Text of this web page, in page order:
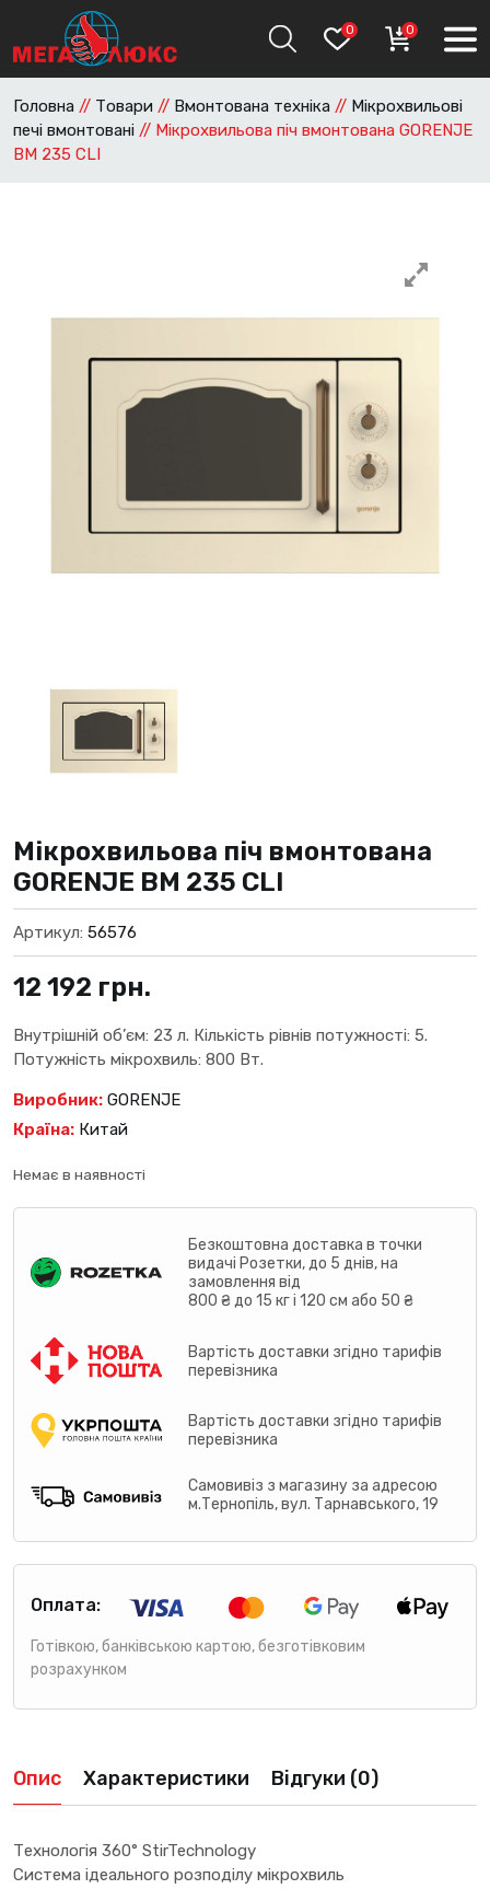
0 0
Головна // Товари // Вмонтована техніка // Мікрохвильові
печі вмонтовані // Мікрохвильова піч вмонтована GORENJE
BM 235 CLI
Мікрохвильова піч вмонтована
GORENJE BM 235 CLI
Артикул: 56576
12 192 грн.
Внутрішній об’єм: 23 л. Кількість рівнів потужності: 5.
Потужність мікрохвиль: 800 Вт.
Виробник: GORENJE
Країна: Китай
Немає в наявності
Безкоштовна доставка в точки
видачі Розетки, до 5 днів, на
замовлення від
800 ₴ до 15 кг і 120 см або 50 ₴
Вартість доставки згідно тарифів
перевізника
Вартість доставки згідно тарифів
перевізника
Самовивіз з магазину за адресою
м.Тернопіль, вул. Тарнавського, 19
Оплата:
Готівкою, банківською картою, безготівковим
розрахунком
Опис Характеристики Відгуки (0)
Технологія 360° StirTechnology
Система ідеального розподілу мікрохвиль